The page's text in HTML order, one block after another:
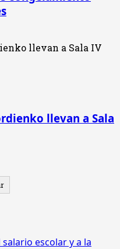
llevan a Sala
escolar y a la